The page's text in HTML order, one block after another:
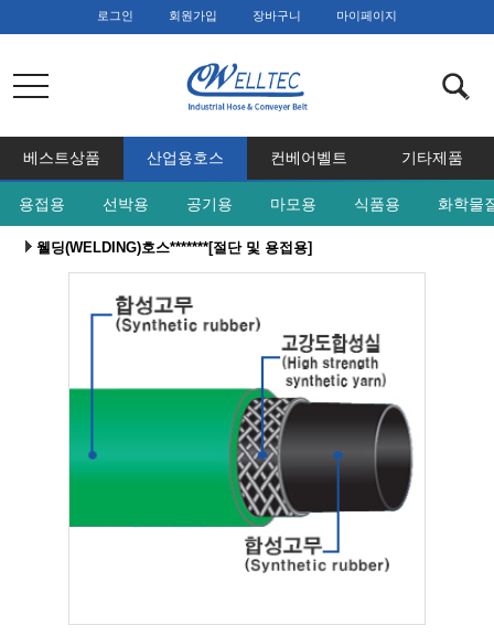
로그인 회원가입 장바구니 마이페이지
navigation
베스트상품 산업용호스 컨베어벨트 기타제품
용접용 선박용 공기용 마모용 식품용 화학물
웰딩(WELDING)호스*******[절단 및 용접용]